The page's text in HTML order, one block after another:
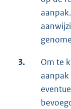
3.
Om te
aanpak